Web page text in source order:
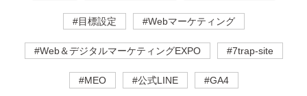
#目標設定 #Webマーケティング
#Web＆デジタルマーケティングEXPO #7trap-site
#MEO #公式LINE #GA4